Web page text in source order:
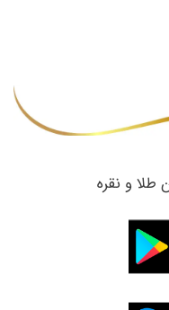
طلا و نقره